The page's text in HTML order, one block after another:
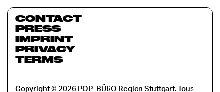
CONTACT
PRESS
IMPRINT
PRIVACY
TERMS
Copyright © 2026 POP-BÜRO Region Stuttgart. Tous